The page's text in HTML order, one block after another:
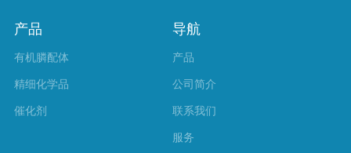
产品
有机膦配体
精细化学品
催化剂
导航
产品
公司简介
联系我们
服务